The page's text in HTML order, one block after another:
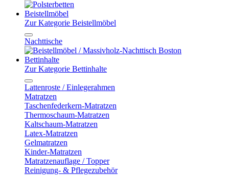
Beistellmöbel
Zur Kategorie Beistellmöbel
Nachttische
Bettinhalte
Zur Kategorie Bettinhalte
Lattenroste / Einlegerahmen
Matratzen
Taschenfederkern-Matratzen
Thermoschaum-Matratzen
Kaltschaum-Matratzen
Latex-Matratzen
Gelmatratzen
Kinder-Matratzen
Matratzenauflage / Topper
Reinigung- & Pflegezubehör